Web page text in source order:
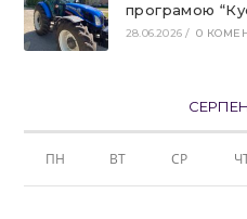
програмою
28.06.2026 / 0
ПН ВТ СР